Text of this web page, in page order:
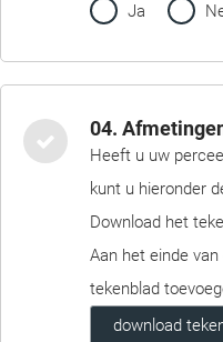
Ja
04.
Heeft u uw
kunt u hieronder
Download het
Aan het einde
tekenblad
download